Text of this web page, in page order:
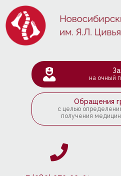
на очный
Обращения
с целью
получения